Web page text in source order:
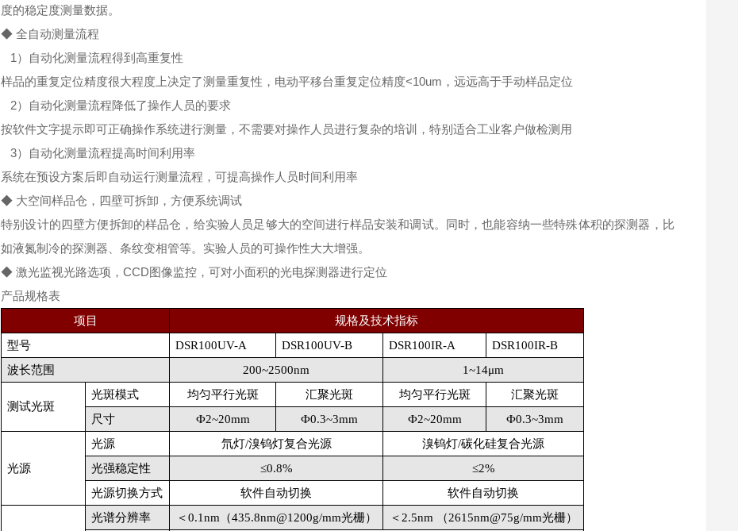
度的稳定度测量数据。
◆ 全自动测量流程
1）自动化测量流程得到高重复性
样品的重复定位精度很大程度上决定了测量重复性，电动平移台重复定位精度<10um，远远高于手动样品定位
2）自动化测量流程降低了操作人员的要求
按软件文字提示即可正确操作系统进行测量，不需要对操作人员进行复杂的培训，特别适合工业客户做检测用
3）自动化测量流程提高时间利用率
系统在预设方案后即自动运行测量流程，可提高操作人员时间利用率
◆ 大空间样品仓，四壁可拆卸，方便系统调试
特别设计的四壁方便拆卸的样品仓，给实验人员足够大的空间进行样品安装和调试。同时，也能容纳一些特殊体积的探测器，比
如液氮制冷的探测器、条纹变相管等。实验人员的可操作性大大增强。
◆ 激光监视光路选项，CCD图像监控，可对小面积的光电探测器进行定位
产品规格表
项目
规格及技术指标
型号
DSR100UV-A DSR100UV-B DSR100IR-A
DSR100IR-B
波长范围
200~2500nm 1~14μm
测试光斑
光斑模式 均匀平行光斑 汇聚光斑 均匀平行光斑
汇聚光斑
尺寸
Ф2~20mm Ф0.3~3mm Ф2~20mm Ф0.3~3mm
光源
光源 氘灯/溴钨灯复合光源 溴钨灯/碳化硅复合光源
光强稳定性
≤0.8% ≤2%
光源切换方式
软件自动切换 软件自动切换
光谱分辨率 ＜0.1nm （435.8nm@1200g/mm光栅） ＜ 2.5nm （2615nm@75g/mm光栅）